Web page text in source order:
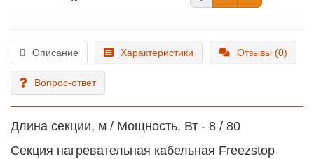
Описание Характеристики Отзывы (0)
Вопрос-ответ
Длина секции, м / Мощность, Вт - 8 / 80
Секция нагревательная кабельная Freezstop